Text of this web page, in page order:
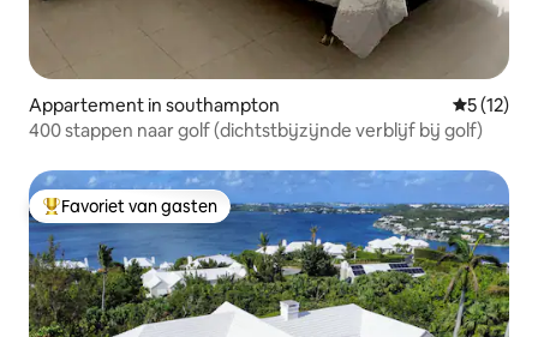
Appartement in southampton
5 (12)
400 stappen naar golf (dichtstbijzijnde verblijf bij golf)
Topfavoriet van gasten
Favoriet van gasten